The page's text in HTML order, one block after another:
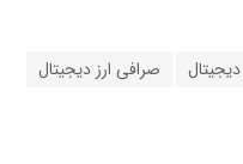
صرافی ارز دیجیتال